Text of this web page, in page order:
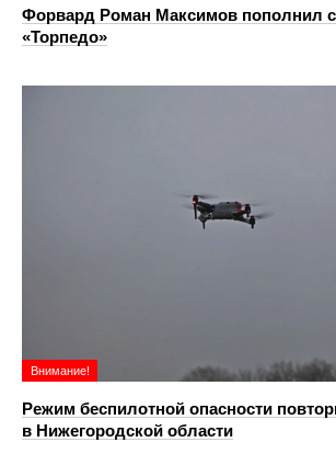
Форвард Роман Максимов пополнил
«Торпедо»
Внимание!
Режим беспилотной опасности
в Нижегородской области